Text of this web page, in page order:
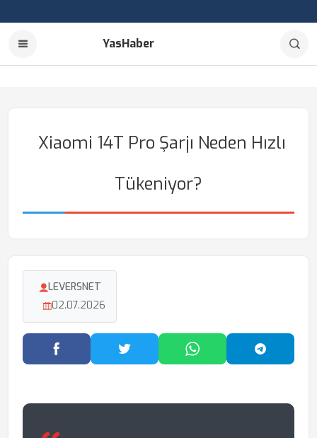
YasHaber
Xiaomi 14T Pro Şarjı Neden Hızlı
Tükeniyor?
LEVERSNET
02.07.2026
Facebook'ta PaylaşTwitter'da PaylaşWhatsApp'ta Paylaş